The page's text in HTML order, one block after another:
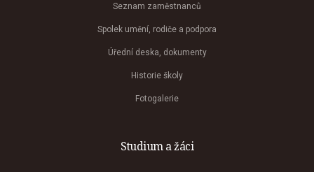
Seznam zaměstnanců
Spolek umění, rodiče a podpora
Úřední deska, dokumenty
Historie školy
Fotogalerie
Studium a žáci